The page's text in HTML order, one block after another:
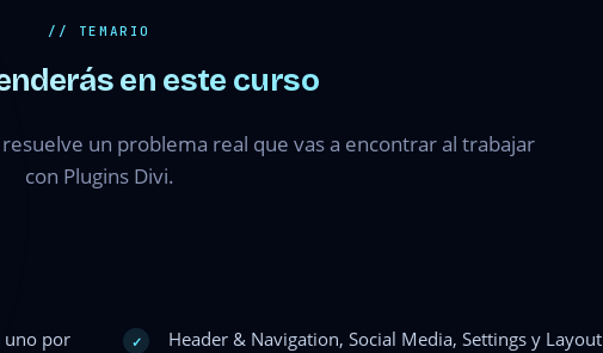
// TEMARIO
en este curso
un problema real que vas a encontrar al trabajar
con Plugins Divi.
uno por
✓
Header & Navigation, Social Media, Settings y Layout